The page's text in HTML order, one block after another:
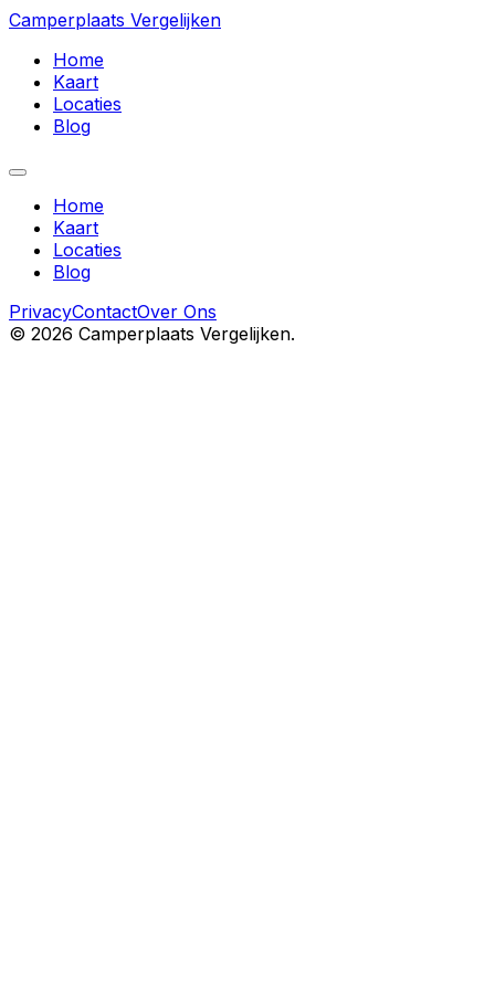
Camperplaats Vergelijken
Home
Kaart
Locaties
Blog
Home
Kaart
Locaties
Blog
PrivacyContactOver Ons
© 2026 Camperplaats Vergelijken.